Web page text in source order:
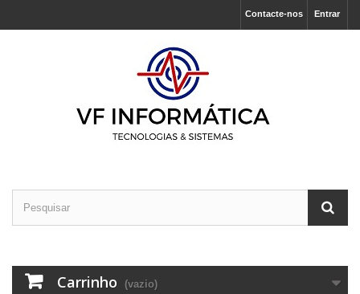
Entrar
Contacte-nos
Carrinho (vazio)